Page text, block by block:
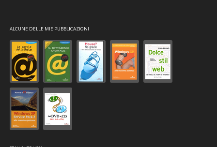
ALCUNE DELLE MIE PUBBLICAZIONI